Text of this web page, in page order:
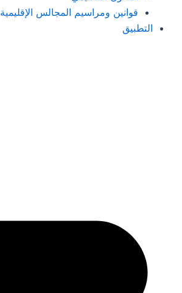
قوانين ومراسيم المجالس الإقليمية
التطبيق